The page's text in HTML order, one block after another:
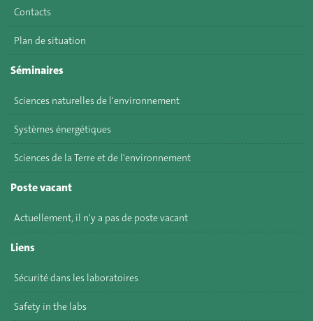
Contacts
Plan de situation
Séminaires
Sciences naturelles de l'environnement
Systèmes énergétiques
Sciences de la Terre et de l'environnement
Poste vacant
Actuellement, il n'y a pas de poste vacant
Liens
Sécurité dans les laboratoires
Safety in the labs